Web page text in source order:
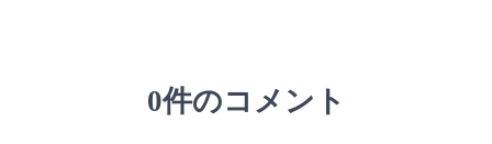
0件のコメント